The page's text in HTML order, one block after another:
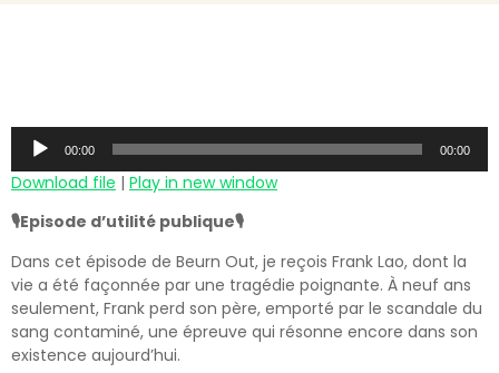
Audio
Player
00:00 00:00
Download file | Play in new window
🎙️Episode d’utilité publique🎙️
Dans cet épisode de Beurn Out, je reçois Frank Lao, dont la
vie a été façonnée par une tragédie poignante. À neuf ans
seulement, Frank perd son père, emporté par le scandale du
sang contaminé, une épreuve qui résonne encore dans son
existence aujourd’hui.